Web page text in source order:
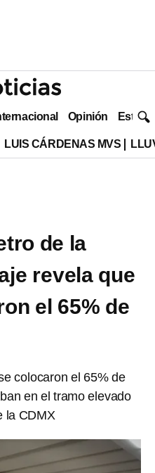
Opinión Estilo
LUIS CÁRDENAS MVS
de la
revela que
el 65% de
colocaron el 65% de
en el tramo elevado
la CDMX